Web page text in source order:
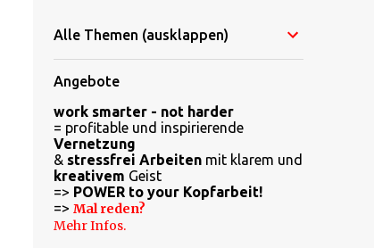
Alle Themen (ausklappen)
Angebote
work smarter - not harder
= profitable und inspirierende
Vernetzung
& stressfrei Arbeitenmit klarem und
kreativem Geist
=> POWER to your Kopfarbeit!
=> Mal reden?
Mehr Infos.